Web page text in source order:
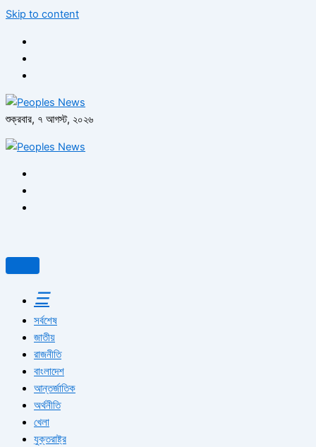
Skip to content
শুক্রবার, ৭ আগস্ট, ২০২৬
☰
সর্বশেষ
জাতীয়
রাজনীতি
বাংলাদেশ
আন্তর্জাতিক
অর্থনীতি
খেলা
যুক্তরাষ্ট্র